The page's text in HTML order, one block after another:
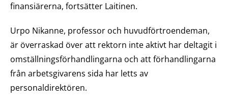
finansiärerna, fortsätter Laitinen.
Urpo Nikanne, professor och huvudförtroendeman,
är överraskad över att rektorn inte aktivt har deltagit i
omställningsförhandlingarna och att förhandlingarna
från arbetsgivarens sida har letts av
personaldirektören.